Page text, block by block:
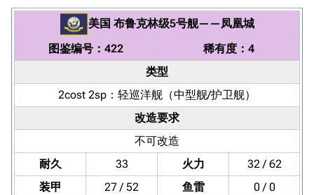
美国 布鲁克林级5号舰—— 凤凰城
图鉴编号：422
稀有度：4
类型
2cost 2sp： 轻巡洋舰 （中型舰/护卫舰）
改造要求
不可改造
耐久
33 火力
32 / 62
装甲
27 / 52 鱼雷
0 / 0